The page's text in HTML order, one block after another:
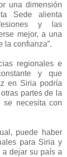
una dimensión
Sede alienta
y las
mejor, a una
la confianza”.
regionales e
y que
en Siria podría
partes de la
necesita con
puede haber
para Siria y
dejar su país a